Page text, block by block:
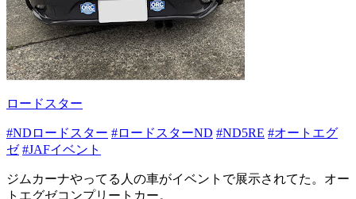
ロードスター
#NDロードスター #ロードスターND #ND5RE #オートエグ
ゼ #JAFイベント
ジムカーナやってる人の車がイベントで展示されてた。オー
トエグゼコンプリートカー。